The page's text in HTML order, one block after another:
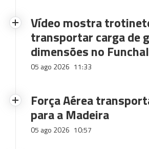
Vídeo mostra
transportar carga de
dimensões no Funchal
05 ago 2026 11:33
Força Aérea
para a Madeira
05 ago 2026 10:57